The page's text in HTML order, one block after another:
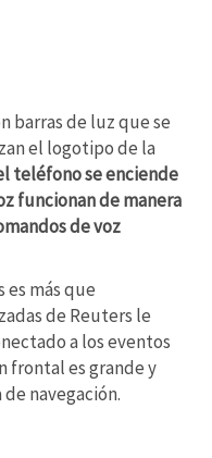
barras de luz que se
el logotipo de la
teléfono se enciende
funcionan de manera
de voz
es más que
de Reuters le
a los eventos
frontal es grande y
navegación.